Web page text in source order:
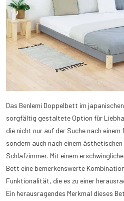
Das Benlemi Doppelbett im
sorgfältig gestaltete Option für
die nicht nur auf der Suche nach
sondern auch nach einem
Schlafzimmer. Mit einem
Bett eine bemerkenswerte
Funktionalität, die es zu einer
Ein herausragendes Merkmal dieses